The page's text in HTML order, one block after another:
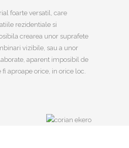
foarte versatil, care
rezidentiale si
crearea unor suprafete
vizibile, sau a unor
aparent imposibil de
aproape orice, in orice loc.